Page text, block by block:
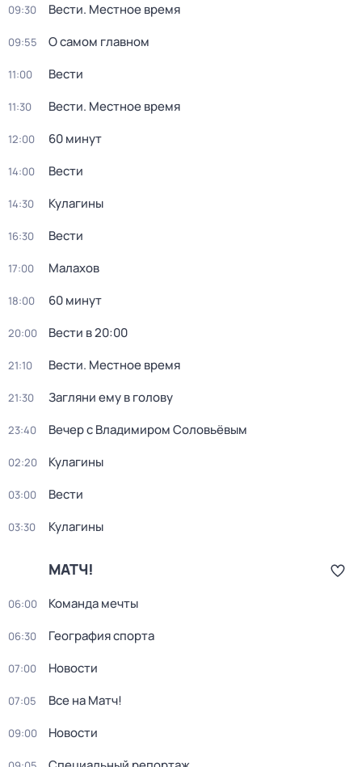
09:30 Вести. Местное время
09:55 О самом главном
11:00 Вести
11:30 Вести. Местное время
12:00 60 минут
14:00 Вести
14:30 Кулагины
16:30 Вести
17:00 Малахов
18:00 60 минут
20:00 Вести в 20:00
21:10 Вести. Местное время
21:30 Загляни ему в голову
23:40 Вечер с Владимиром Соловьёвым
02:20 Кулагины
03:00 Вести
03:30 Кулагины
МАТЧ!
06:00 Команда мечты
06:30 География спорта
07:00 Новости
07:05 Все на Матч!
09:00 Новости